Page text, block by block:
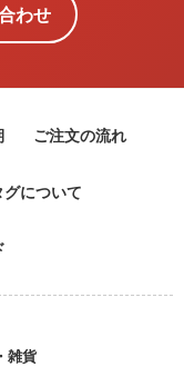
わせ
ご注文の流れ
について
雑貨